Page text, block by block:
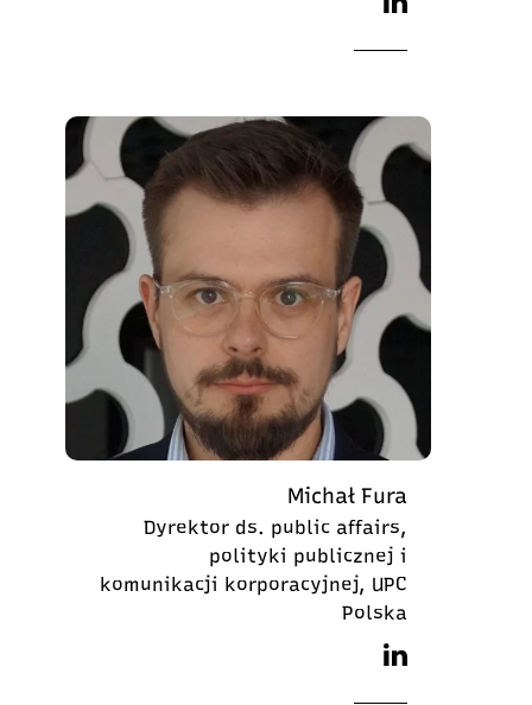
Michał Fura
Dyrektor ds. public affairs,
polityki publicznej i
komunikacji korporacyjnej, UPC
Polska